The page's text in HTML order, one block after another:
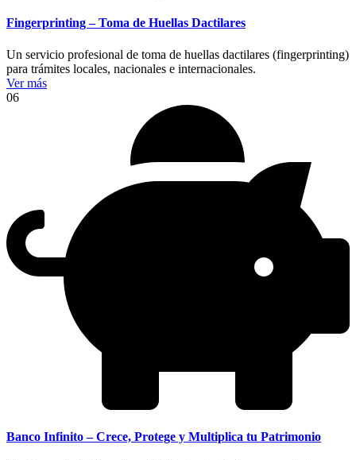
Fingerprinting – Toma de Huellas Dactilares
Un servicio profesional de toma de huellas dactilares (fingerprinting)
para trámites locales, nacionales e internacionales.
Ver más
06
Banco Infinito – Crece, Protege y Multiplica tu Patrimonio